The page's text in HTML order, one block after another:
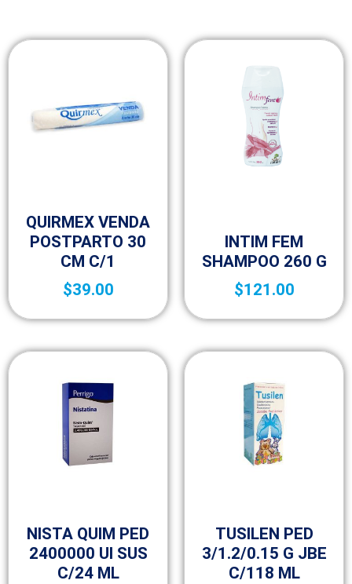
QUIRMEX VENDA
POSTPARTO 30
CM C/1
$39.00
INTIM FEM
SHAMPOO 260 G
$121.00
NISTA QUIM PED
2400000 UI SUS
C/24 ML
TUSILEN PED
3/1.2/0.15 G JBE
C/118 ML